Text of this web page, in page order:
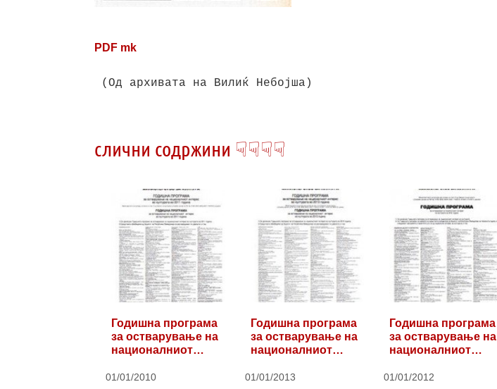
PDF mk
слични содржини ☟☟☟☟
Годишна програма
за остварување на
националниот…
01/01/2010
Годишна програма
за остварување на
националниот…
01/01/2013
Годишна програма
за остварување на
националниот…
01/01/2012